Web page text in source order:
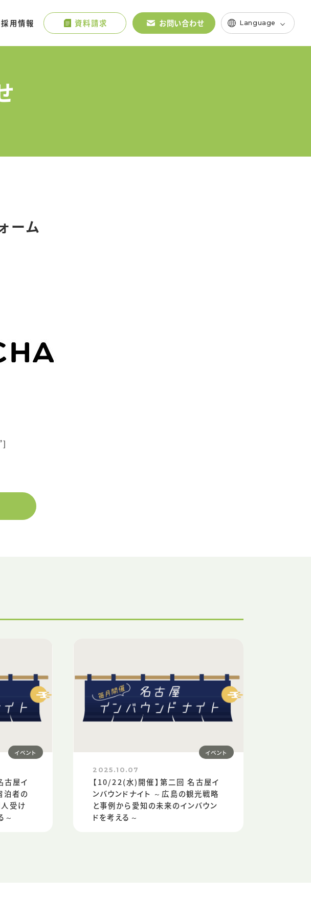
Japan Travel Guides
by MATCHA
コンサルティング
採用情報 資料請求 お問い合わせ Language
ーム
イベント
古屋イ
泊者の
受け
～
イベント
2025.10.07
【10/22(水)開催】第二回 名古屋イ
ンバウンドナイト ～広島の観光戦略
と事例から愛知の未来のインバウン
ドを考える～